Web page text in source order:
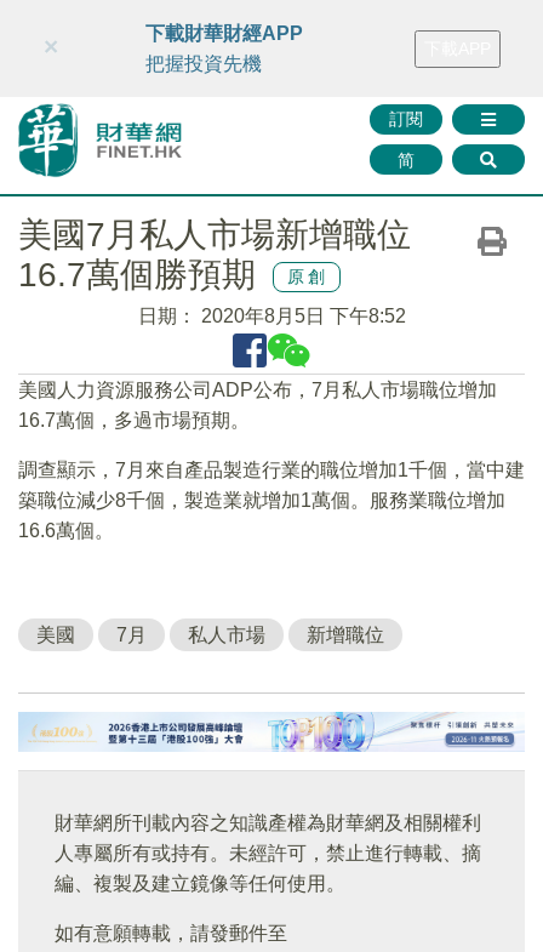
財華智庫網 FINTV FINMETA 財華證券 媒體矩陣
訂閱
简
×
下載財華財經APP
把握投資先機
美國7月私人市場新增職位
16.7萬個勝預期
原創
日期： 2020年8月5日 下午8:52
美國人力資源服務公司ADP公布，7月私人市場職位增加
16.7萬個，多過市場預期。
調查顯示，7月來自產品製造行業的職位增加1千個，當中建
築職位減少8千個，製造業就增加1萬個。服務業職位增加
16.6萬個。
美國 7月 私人市場 新增職位
財華網所刊載內容之知識產權為財華網及相關權利
人專屬所有或持有。未經許可，禁止進行轉載、摘
編、複製及建立鏡像等任何使用。
如有意願轉載，請發郵件至